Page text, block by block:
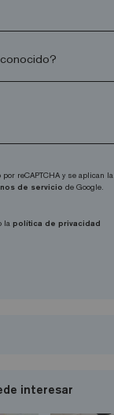
reCAPTCHA y se aplican la
de servicio de Google.
la política de privacidad
interesar